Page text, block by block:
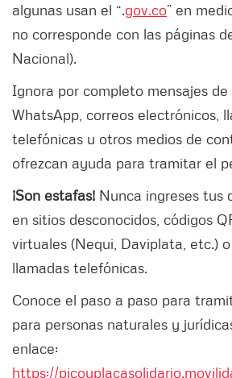
algunas usan el “.gov.co” en
no corresponde con las páginas
Nacional).
Ignora por completo mensajes
WhatsApp, correos electrónicos,
telefónicas u otros medios de
ofrezcan ayuda para tramitar el
¡Son estafas! Nunca ingreses tus
en sitios desconocidos, códigos
virtuales (Nequi, Daviplata, etc.)
llamadas telefónicas.
Conoce el paso a paso para
para personas naturales y
enlace:
https://